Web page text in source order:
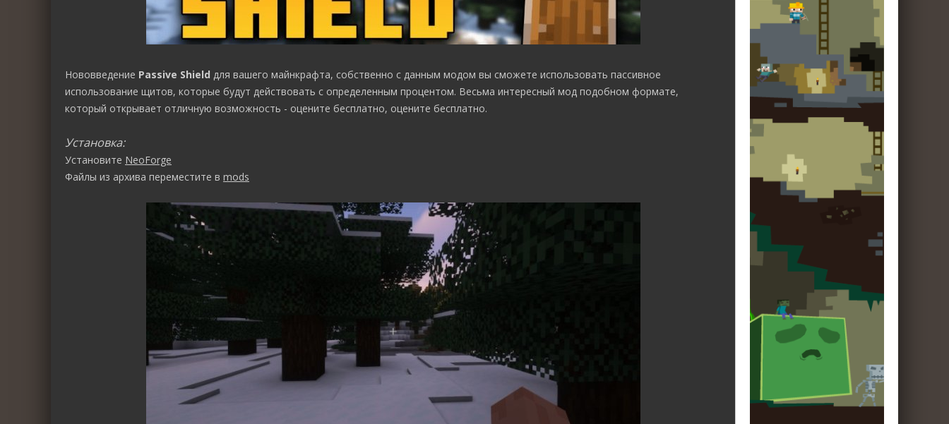
Нововведение Passive Shield для вашего майнкрафта, собственно с данным модом вы сможете использовать пассивное
использование щитов, которые будут действовать с определенным процентом. Весьма интересный мод подобном формате,
который открывает отличную возможность - оцените бесплатно, оцените бесплатно.
Установка:
Установите NeoForge
Файлы из архива переместите в mods